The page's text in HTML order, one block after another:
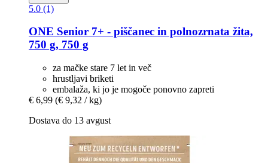
5.0 (1)
ONE Senior 7+ -​ piščanec in polnozrnata žita,
750 g, 750 g
za mačke stare 7 let in več
hrustljavi briketi
embalaža, ki jo je mogoče ponovno zapreti
€ 6,99 (€ 9,32 / kg)
Dostava do 13 avgust